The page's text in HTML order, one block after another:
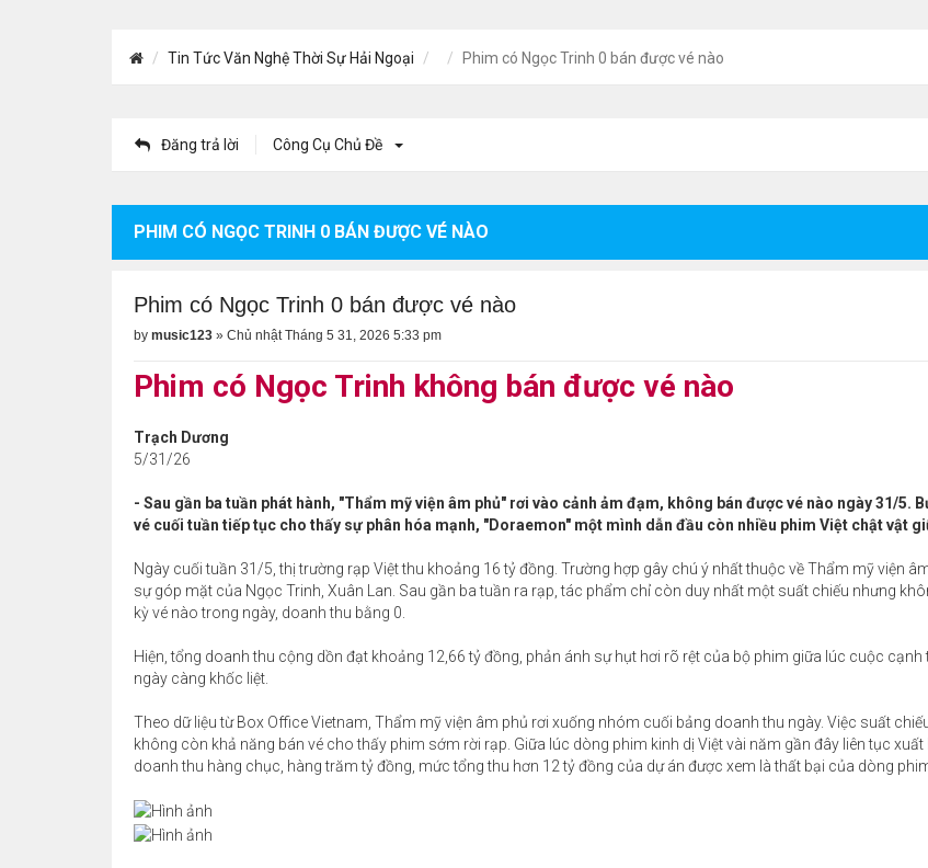
Tin Tức Văn Nghệ Thời Sự Hải Ngoại Phim có Ngọc Trinh 0 bán được vé nào
Đăng trả lời Công Cụ Chủ Đề
PHIM CÓ NGỌC TRINH 0 BÁN ĐƯỢC VÉ NÀO
Phim có Ngọc Trinh 0 bán được vé nào
by music123 » Chủ nhật Tháng 5 31, 2026 5:33 pm
Phim có Ngọc Trinh không bán được vé nào
Trạch Dương
5/31/26
- Sau gần ba tuần phát hành, "Thẩm mỹ viện âm phủ" rơi vào cảnh ảm đạm, không bán được vé nào ngày 31/5.
vé cuối tuần tiếp tục cho thấy sự phân hóa mạnh, "Doraemon" một mình dẫn đầu còn nhiều phim Việt chật vật
Ngày cuối tuần 31/5, thị trường rạp Việt thu khoảng 16 tỷ đồng. Trường hợp gây chú ý nhất thuộc về Thẩm mỹ viện
sự góp mặt của Ngọc Trinh, Xuân Lan. Sau gần ba tuần ra rạp, tác phẩm chỉ còn duy nhất một suất chiếu nhưng
kỳ vé nào trong ngày, doanh thu bằng 0.
Hiện, tổng doanh thu cộng dồn đạt khoảng 12,66 tỷ đồng, phản ánh sự hụt hơi rõ rệt của bộ phim giữa lúc cuộc cạnh
ngày càng khốc liệt.
Theo dữ liệu từ Box Office Vietnam, Thẩm mỹ viện âm phủ rơi xuống nhóm cuối bảng doanh thu ngày. Việc suất
không còn khả năng bán vé cho thấy phim sớm rời rạp. Giữa lúc dòng phim kinh dị Việt vài năm gần đây liên tục
doanh thu hàng chục, hàng trăm tỷ đồng, mức tổng thu hơn 12 tỷ đồng của dự án được xem là thất bại của dòng